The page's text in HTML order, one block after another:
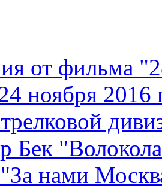
от фильма
ноября
Бек
нами